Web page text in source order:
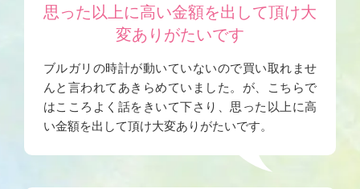
思った以上に高い金額を出して頂け大
変ありがたいです
ブルガリの時計が動いていないので買い取れませ
んと言われてあきらめていました。が、こちらで
はこころよく話をきいて下さり、思った以上に高
い金額を出して頂け大変ありがたいです。